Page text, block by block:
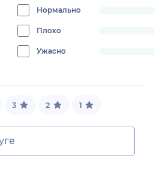
Нормально
Плохо
Ужасно
3 2 1